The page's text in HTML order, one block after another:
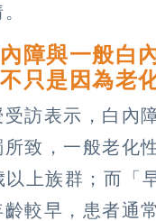
障與一般白
只是因為老
訪表示，白內
致，一般老化
以上族群；而「
較早，患者通